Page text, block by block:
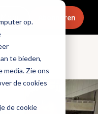
op.
te bieden,
media. Zie ons
de cookies
de cookie
Menu Abonneren